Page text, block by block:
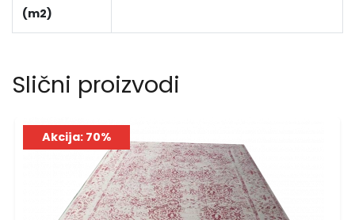
(m2)
Slični proizvodi
Akcija: 70%